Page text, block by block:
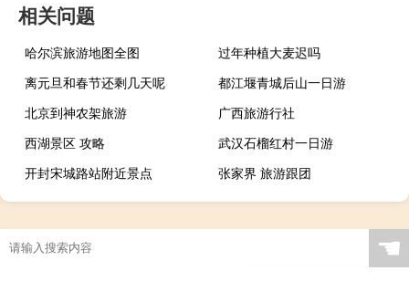
相关问题
哈尔滨旅游地图全图
过年种植大麦迟吗
离元旦和春节还剩几天呢
都江堰青城后山一日游
北京到神农架旅游
广西旅游行社
西湖景区 攻略
武汉石榴红村一日游
开封宋城路站附近景点
张家界 旅游跟团
☚